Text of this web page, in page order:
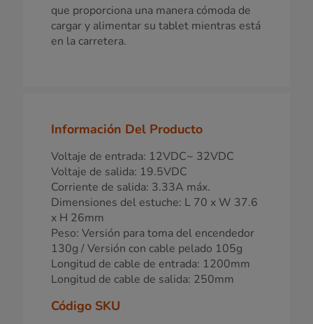
que proporciona una manera cómoda de
cargar y alimentar su tablet mientras está
en la carretera.
Información Del Producto
Voltaje de entrada: 12VDC~ 32VDC
Voltaje de salida: 19.5VDC
Corriente de salida: 3.33A máx.
Dimensiones del estuche: L 70 x W 37.6
x H 26mm
Peso: Versión para toma del encendedor
130g / Versión con cable pelado 105g
Longitud de cable de entrada: 1200mm
Longitud de cable de salida: 250mm
Código SKU